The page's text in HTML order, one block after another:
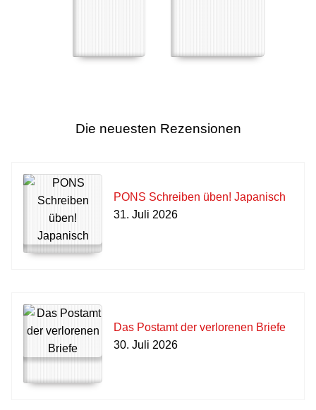
Die neuesten Rezensionen
PONS Schreiben üben! Japanisch
31. Juli 2026
Das Postamt der verlorenen Briefe
30. Juli 2026